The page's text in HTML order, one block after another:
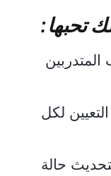
تحبها:
لكل
حالة